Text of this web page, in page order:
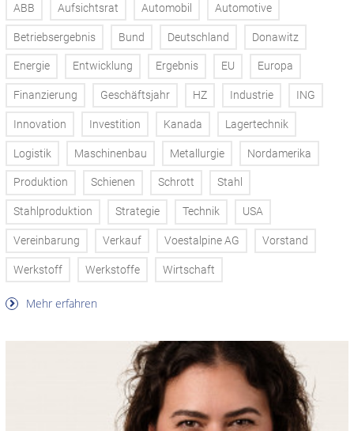
ABB Aufsichtsrat Automobil Automotive
Betriebsergebnis Bund Deutschland Donawitz
Energie Entwicklung Ergebnis EU Europa
Finanzierung Geschäftsjahr HZ Industrie ING
Innovation Investition Kanada Lagertechnik
Logistik Maschinenbau Metallurgie Nordamerika
Produktion Schienen Schrott Stahl
Stahlproduktion Strategie Technik USA
Vereinbarung Verkauf Voestalpine AG Vorstand
Werkstoff Werkstoffe Wirtschaft
Mehr erfahren